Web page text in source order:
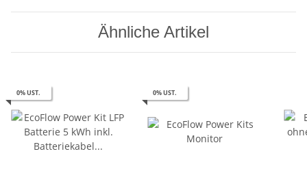
Ähnliche Artikel
0% UST. 0% UST.